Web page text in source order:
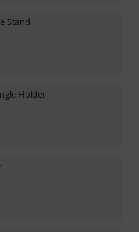
Stand
Holder